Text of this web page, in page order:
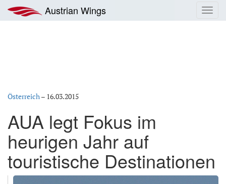
Inhalt
springen
Austrian Wings
Österreich– 16.03.2015
AUA legt Fokus im
heurigen Jahr auf
touristische Destinationen